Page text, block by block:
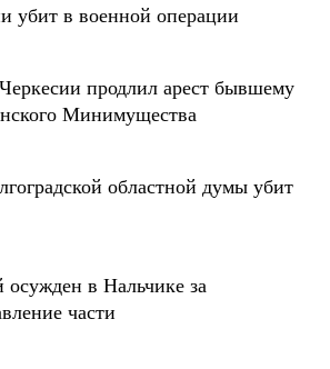
убит в военной операции
продлил арест бывшему
Минимущества
областной думы убит
в Нальчике за
части